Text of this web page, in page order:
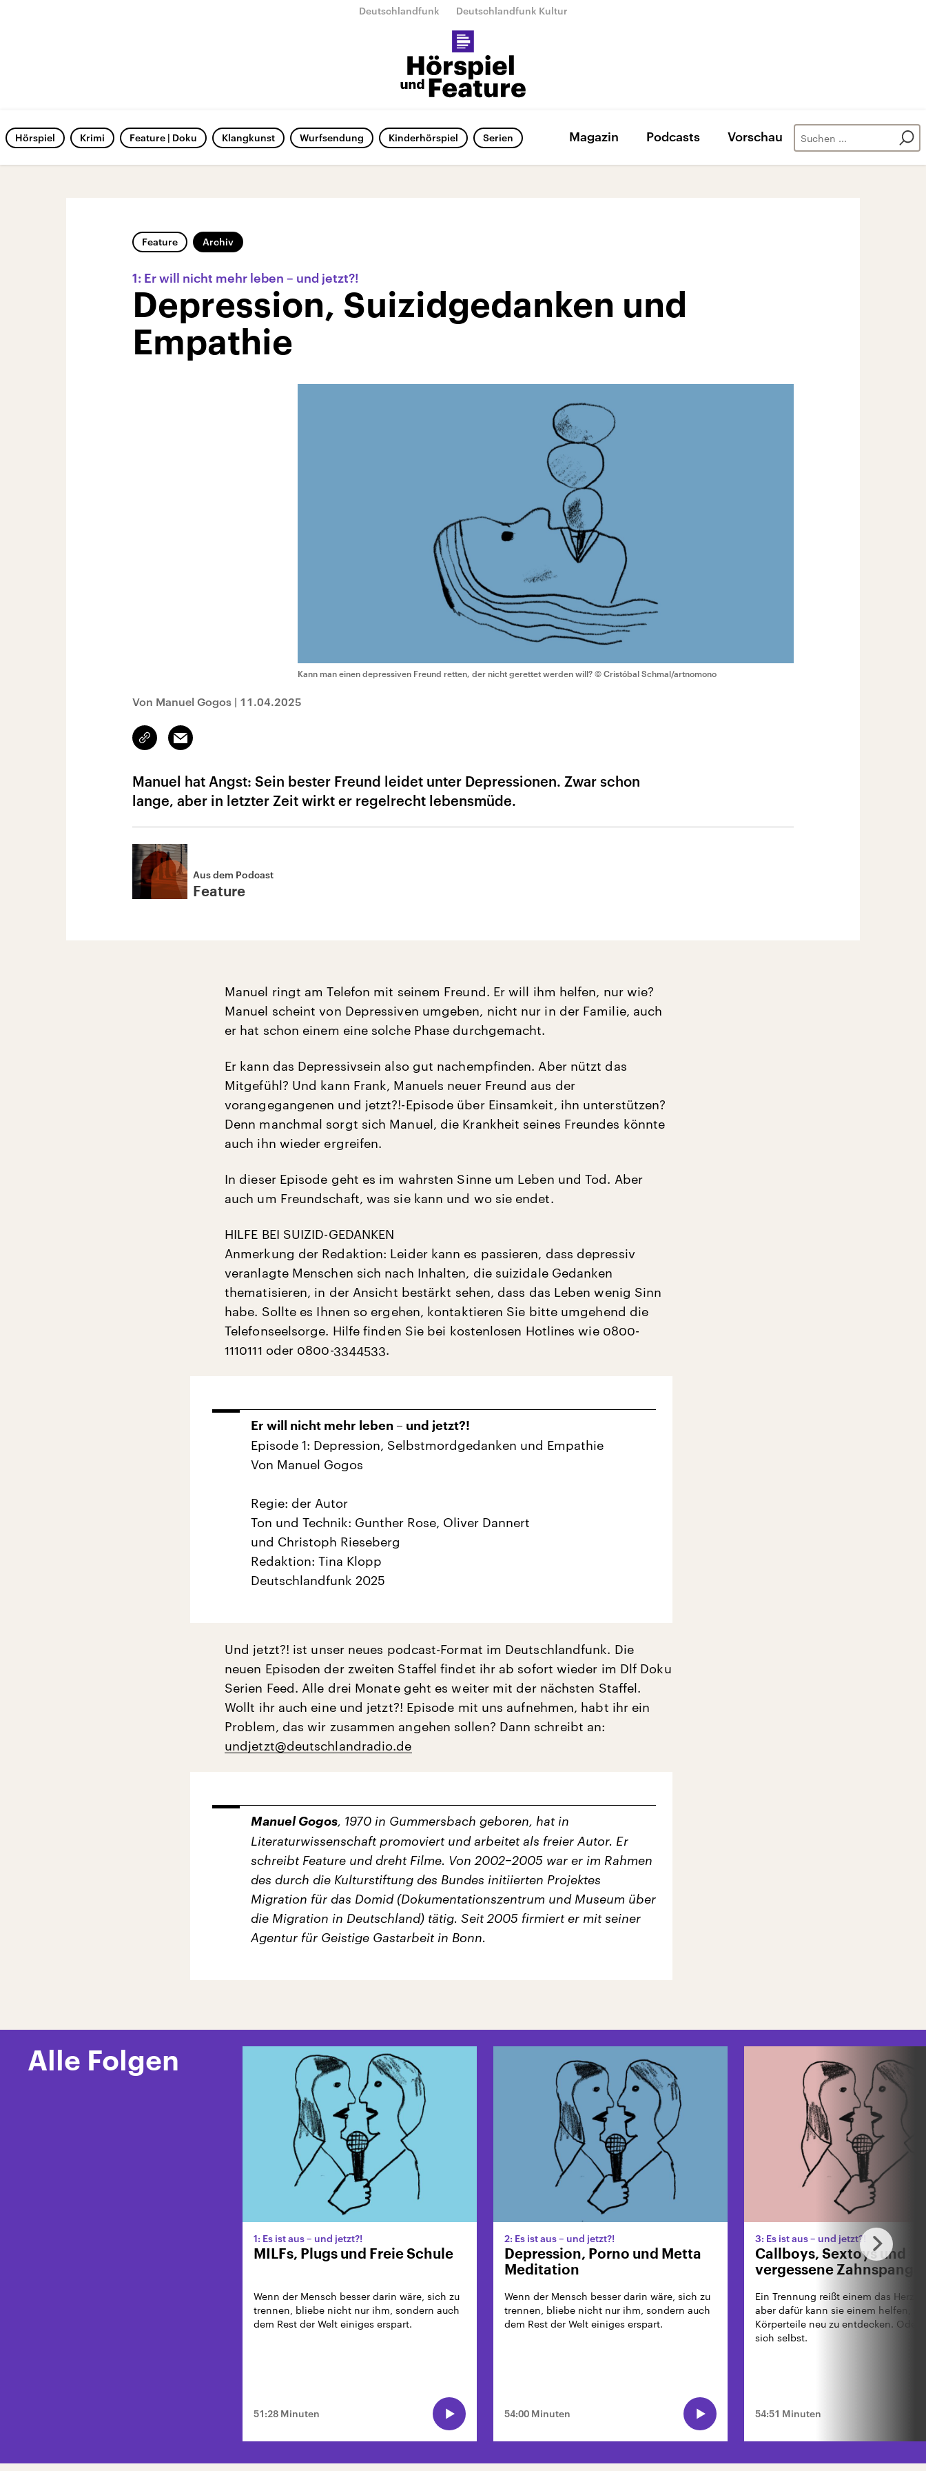
Deutschlandfunk Deutschlandfunk Kultur
Hörspiel Krimi Feature | Doku Klangkunst Wurfsendung Kinderhörspiel Serien Magazin Podcasts Vorschau
Feature Archiv
1: Er will nicht mehr leben – und jetzt?!
Depression, Suizidgedanken und
Empathie
Kann man einen depressiven Freund retten, der nicht gerettet werden will? © Cristóbal Schmal/artnomono
Von Manuel Gogos | 11.04.2025
Link
kopieren/teilen
Email
Manuel hat Angst: Sein bester Freund leidet unter Depressionen. Zwar schon
lange, aber in letzter Zeit wirkt er regelrecht lebensmüde.
Aus dem Podcast
Feature
Manuel ringt am Telefon mit seinem Freund. Er will ihm helfen, nur wie?
Manuel scheint von Depressiven umgeben, nicht nur in der Familie, auch
er hat schon einem eine solche Phase durchgemacht.
Er kann das Depressivsein also gut nachempfinden. Aber nützt das
Mitgefühl? Und kann Frank, Manuels neuer Freund aus der
vorangegangenen und jetzt?!-Episode über Einsamkeit, ihn unterstützen?
Denn manchmal sorgt sich Manuel, die Krankheit seines Freundes könnte
auch ihn wieder ergreifen.
In dieser Episode geht es im wahrsten Sinne um Leben und Tod. Aber
auch um Freundschaft, was sie kann und wo sie endet.
HILFE BEI SUIZID-GEDANKEN
Anmerkung der Redaktion: Leider kann es passieren, dass depressiv
veranlagte Menschen sich nach Inhalten, die suizidale Gedanken
thematisieren, in der Ansicht bestärkt sehen, dass das Leben wenig Sinn
habe. Sollte es Ihnen so ergehen, kontaktieren Sie bitte umgehend die
Telefonseelsorge. Hilfe finden Sie bei kostenlosen Hotlines wie 0800-
1110111 oder 0800-3344533.
Er will nicht mehr leben – und jetzt?!
Episode 1: Depression, Selbstmordgedanken und Empathie
Von Manuel Gogos
Regie: der Autor
Ton und Technik: Gunther Rose, Oliver Dannert
und Christoph Rieseberg
Redaktion: Tina Klopp
Deutschlandfunk 2025
Und jetzt?! ist unser neues podcast-Format im Deutschlandfunk. Die
neuen Episoden der zweiten Staffel findet ihr ab sofort wieder im Dlf Doku
Serien Feed. Alle drei Monate geht es weiter mit der nächsten Staffel.
Wollt ihr auch eine und jetzt?! Episode mit uns aufnehmen, habt ihr ein
Problem, das wir zusammen angehen sollen? Dann schreibt an:
undjetzt@deutschlandradio.de
Manuel Gogos, 1970 in Gummersbach geboren, hat in
Literaturwissenschaft promoviert und arbeitet als freier Autor. Er
schreibt Feature und dreht Filme. Von 2002−2005 war er im Rahmen
des durch die Kulturstiftung des Bundes initiierten Projektes
Migration für das Domid (Dokumentationszentrum und Museum über
die Migration in Deutschland) tätig. Seit 2005 firmiert er mit seiner
Agentur für Geistige Gastarbeit in Bonn.
Alle Folgen
1: Es ist aus – und jetzt?!
MILFs, Plugs und Freie Schule
Wenn der Mensch besser darin wäre, sich zu
trennen, bliebe nicht nur ihm, sondern auch
dem Rest der Welt einiges erspart.
51:28 Minuten
2: Es ist aus – und jetzt?!
Depression, Porno und Metta
Meditation
Wenn der Mensch besser darin wäre, sich zu
trennen, bliebe nicht nur ihm, sondern auch
dem Rest der Welt einiges erspart.
54:00 Minuten
3: Es ist aus – und jetzt?!
Callboys, Sextoys und
vergessene
Ein Trennung reißt einem das Herz
aber dafür kann sie einem helfen,
Körperteile neu zu entdecken. Oder
sich selbst.
54:51 Minuten